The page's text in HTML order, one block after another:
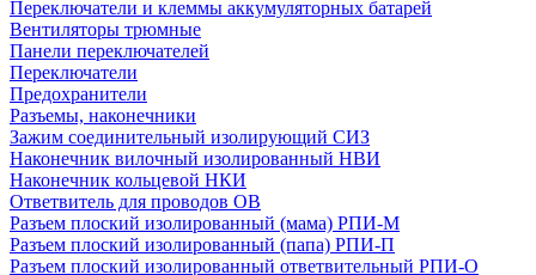
Переключатели и клеммы аккумуляторных батарей
Вентиляторы трюмные
Панели переключателей
Переключатели
Предохранители
Разъемы, наконечники
Зажим соединительный изолирующий СИЗ
Наконечник вилочный изолированный НВИ
Наконечник кольцевой НКИ
Ответвитель для проводов ОВ
Разъем плоский изолированный (мама) РПИ-М
Разъем плоский изолированный (папа) РПИ-П
Разъем плоский изолированный ответвительный РПИ-О